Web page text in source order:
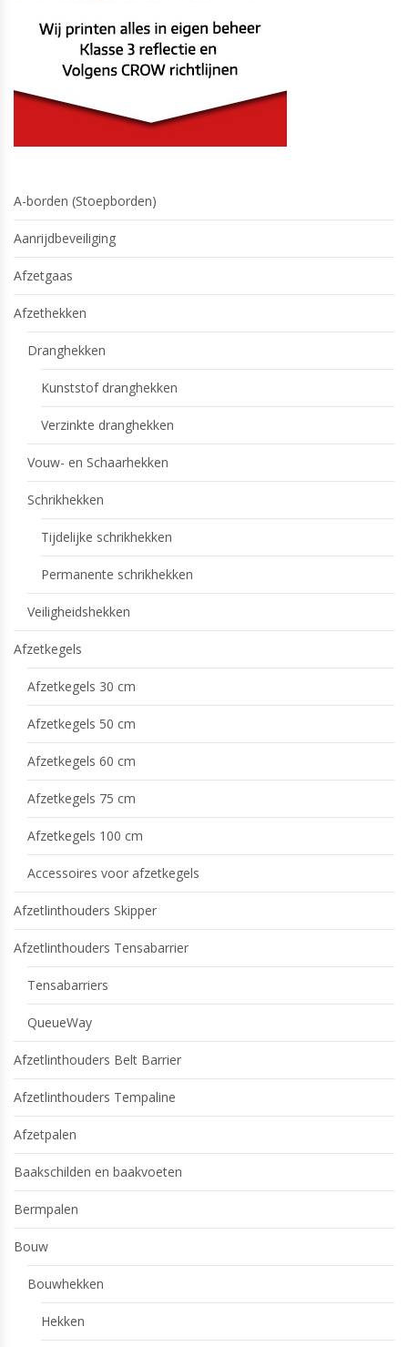
A-borden (Stoepborden)
Aanrijdbeveiliging
Afzetgaas
Afzethekken
Dranghekken
Kunststof dranghekken
Verzinkte dranghekken
Vouw- en Schaarhekken
Schrikhekken
Tijdelijke schrikhekken
Permanente schrikhekken
Veiligheidshekken
Afzetkegels
Afzetkegels 30 cm
Afzetkegels 50 cm
Afzetkegels 60 cm
Afzetkegels 75 cm
Afzetkegels 100 cm
Accessoires voor afzetkegels
Afzetlinthouders Skipper
Afzetlinthouders Tensabarrier
Tensabarriers
QueueWay
Afzetlinthouders Belt Barrier
Afzetlinthouders Tempaline
Afzetpalen
Baakschilden en baakvoeten
Bermpalen
Bouw
Bouwhekken
Hekken